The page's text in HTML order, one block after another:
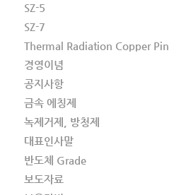
SZ-5
SZ-7
Thermal Radiation Copper Pin
경영이념
공지사항
금속 에칭제
녹제거제, 방청제
대표인사말
반도체 Grade
보도자료